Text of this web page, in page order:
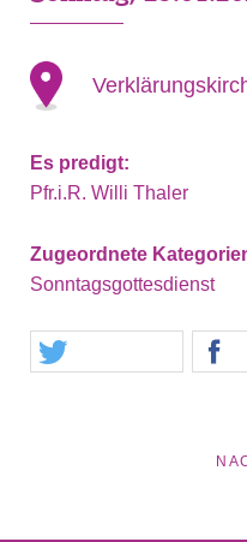
Es predigt:
Pfr.i.R. Willi Thaler
Zugeordnete
Sonntagsgottesdienst